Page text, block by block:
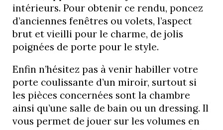
intérieurs. Pour obtenir ce rendu, poncez
d’anciennes fenêtres ou volets, l’aspect
brut et vieilli pour le charme, de jolis
poignées de porte pour le style.
Enfin n’hésitez pas à venir habiller votre
porte coulissante d’un miroir, surtout si
les pièces concernées sont la chambre
ainsi qu’une salle de bain ou un dressing. Il
vous permet de jouer sur les volumes en